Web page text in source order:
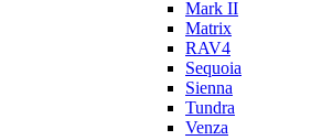
Mark II
Matrix
RAV4
Sequoia
Sienna
Tundra
Venza